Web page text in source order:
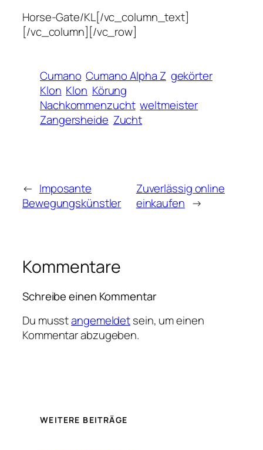
Horse-Gate/KL[/vc_column_text]
[/vc_column][/vc_row]
Cumano Cumano Alpha Z gekörter
Klon Klon Körung
Nachkommenzucht weltmeister
Zangersheide Zucht
← Imposante
Bewegungskünstler
Zuverlässig online
einkaufen →
Kommentare
Schreibe einen Kommentar
Du musstangemeldetsein, um einen
Kommentar abzugeben.
WEITERE BEITRÄGE